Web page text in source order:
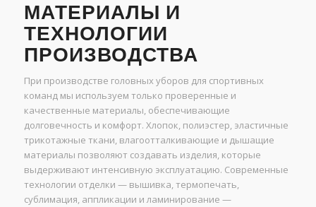
МАТЕРИАЛЫ И
ТЕХНОЛОГИИ
ПРОИЗВОДСТВА
При производстве головных уборов для спортивных
команд мы используем только проверенные и
качественные материалы, обеспечивающие
долговечность и комфорт. Хлопок, полиэстер, эластичные
трикотажные ткани, влагоотталкивающие и дышащие
материалы позволяют создавать изделия, которые
выдерживают интенсивную эксплуатацию. Современные
технологии отделки — вышивка, термопечать,
сублимация, аппликации и ламинирование —